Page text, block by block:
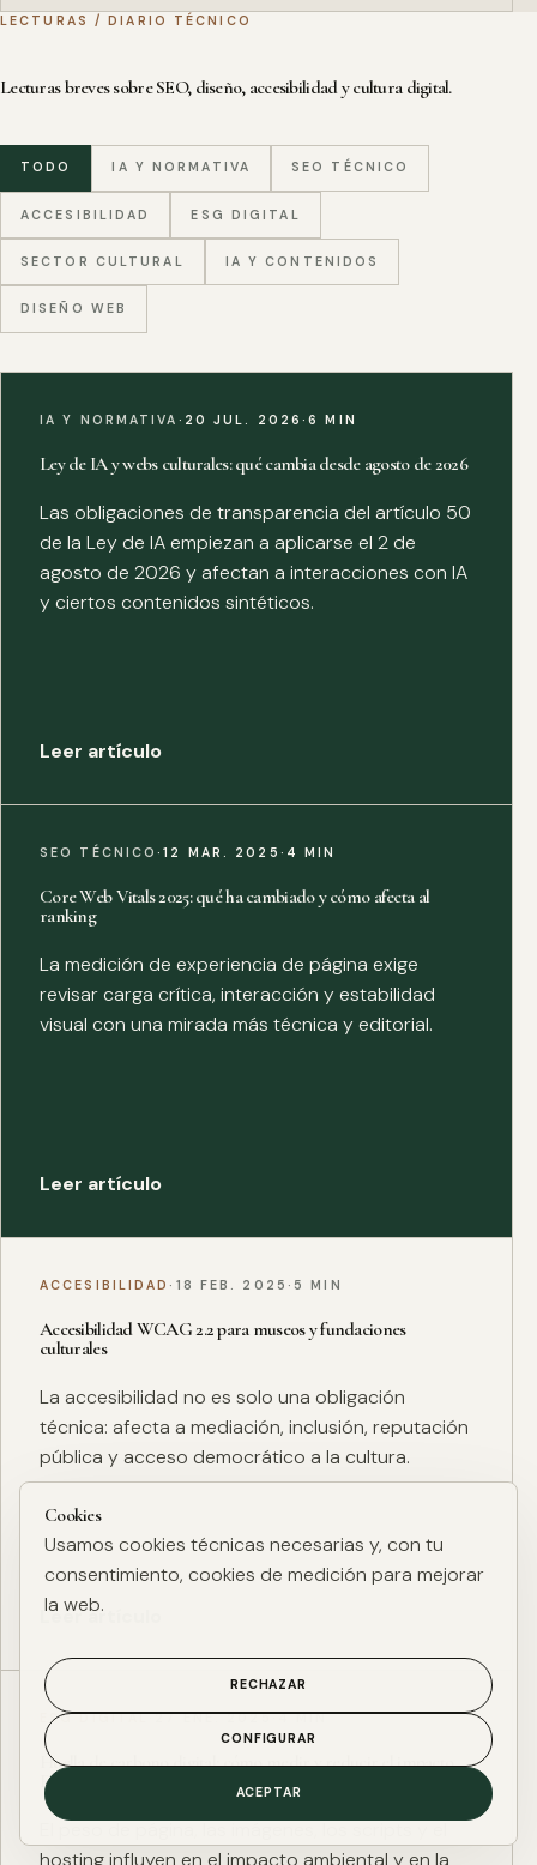
LECTURAS / DIARIO TÉCNICO
Lecturas breves sobre SEO, diseño, accesibilidad y cultura digital.
TODO IA Y NORMATIVA SEO TÉCNICO
ACCESIBILIDAD ESG DIGITAL
SECTOR CULTURAL IA Y CONTENIDOS
DISEÑO WEB
IA Y NORMATIVA · 20 JUL. 2026·6 MIN
Ley de IA y webs culturales: qué cambia desde agosto de 2026
Las obligaciones de transparencia del artículo 50
de la Ley de IA empiezan a aplicarse el 2 de
agosto de 2026 y afectan a interacciones con IA
y ciertos contenidos sintéticos.
Leer artículo
SEO TÉCNICO·12 MAR. 2025 · 4 MIN
Core Web Vitals 2025: qué ha cambiado y cómo afecta al
ranking
La medición de experiencia de página exige
revisar carga crítica, interacción y estabilidad
visual con una mirada más técnica y editorial.
Leer artículo
ACCESIBILIDAD · 18 FEB. 2025 · 5 MIN
Accesibilidad WCAG 2.2 para museos y fundaciones
culturales
La accesibilidad no es solo una obligación
técnica: afecta a mediación, inclusión, reputación
pública y acceso democrático a la cultura.
Leer artículo
ESG DIGITAL·27 ENE. 2025·4 MIN
Huella de carbono digital: cómo medir y reducir el impacto
ESG de una web
El peso de página, las imágenes, los scripts y el
hosting influyen en el impacto ambiental y en la
Cookies
Usamos cookies técnicas necesarias y, con tu
consentimiento, cookies de medición para mejorar
la web.
RECHAZAR
CONFIGURAR
ACEPTAR